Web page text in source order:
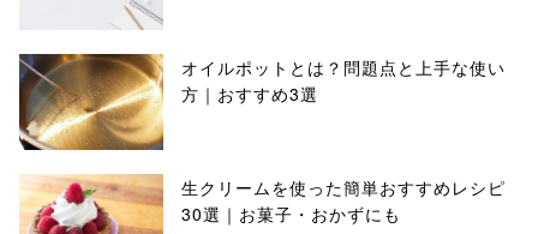
オイルポットとは？問題点と上手な使い
方｜おすすめ3選
生クリームを使った簡単おすすめレシピ
30選｜お菓子・おかずにも